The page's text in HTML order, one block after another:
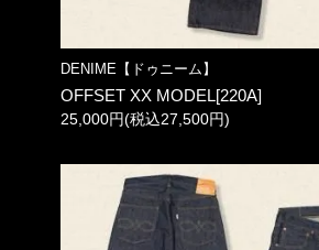
DENIME【ドゥニーム】
OFFSET XX MODEL[220A]
25,000円(税込27,500円)